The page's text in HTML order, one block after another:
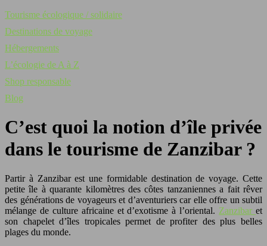
Tourisme écologique / solidaire
Destinations de voyage
Hébergements
L’écologie de A à Z
Shop responsable
Blog
C’est quoi la notion d’île privée
dans le tourisme de Zanzibar ?
Partir à Zanzibar est une formidable destination de voyage. Cette
petite île à quarante kilomètres des côtes tanzaniennes a fait rêver
des générations de voyageurs et d’aventuriers car elle offre un subtil
mélange de culture africaine et d’exotisme à l’oriental. Zanzibaret
son chapelet d’îles tropicales permet de profiter des plus belles
plages du monde.